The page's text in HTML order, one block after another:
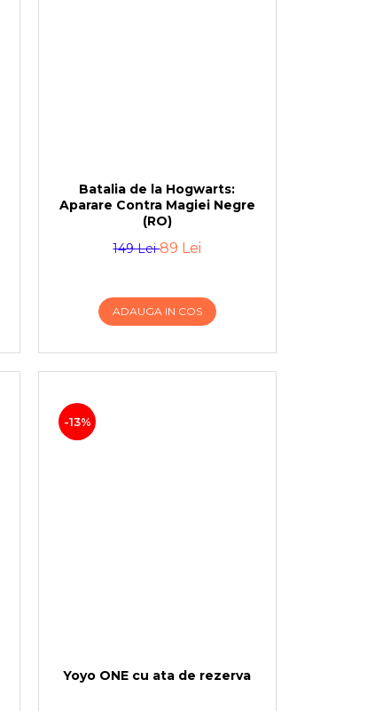
Batalia de la Hogwarts:
Aparare Contra Magiei Negre
(RO)
149 Lei89 Lei
ADAUGA IN COS
-13%
Yoyo ONE cu ata de rezerva